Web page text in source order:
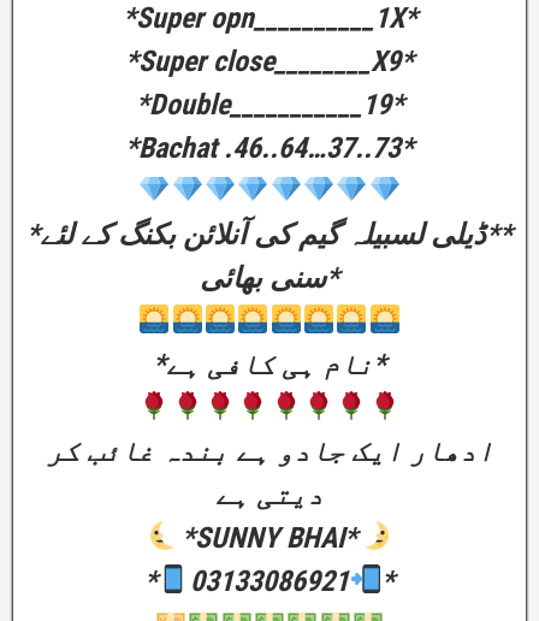
*Super opn__________1X*
*Super close________X9*
*Double___________19*
*Bachat .46..64…37..73*
*ڈیلی لسبیلہ گیم کی آنلائن بکنگ کے لئے**
سنی بھائی*
*نام ہی کافی ہے*
ادھار ایک جادو ہے بندہ غائب کر
دیتی ہے
*SUNNY BHAI*
*
03133086921 *